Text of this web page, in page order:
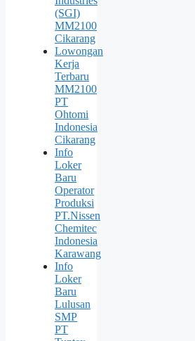
(SGI)
MM2100
Cikarang
Lowongan
Kerja
Terbaru
MM2100
PT
Ohtomi
Indonesia
Cikarang
Info
Loker
Baru
Operator
Produksi
PT.Nissen
Chemitec
Indonesia
Karawang
Info
Loker
Baru
Lulusan
SMP
PT